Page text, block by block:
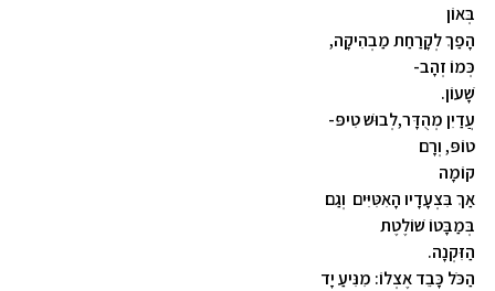
בְּאוֹן
הָפַךְ לְקָרַחַת מַבְהִיקָה,
כְּמוֹ זְהָב-
שָׁעוֹן.
עֲדַיִן מְהֻדָּר,לְבוּשׁ טִיפּ-
טוֹפּ, וְרָם
קוֹמָה
אַךְ בִּצְעָדָיו הָאִטִּיִּים וְגַם
בְּמַבָּטוֹ שׁוֹלֶטֶת
הַזִּקְנָה.
הַכֹּל כָּבֵד אֶצְלוֹ: מִנִּיעַ יָד